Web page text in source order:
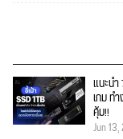
แนะนำ
เกม ท
คุ้ม!!
Jun